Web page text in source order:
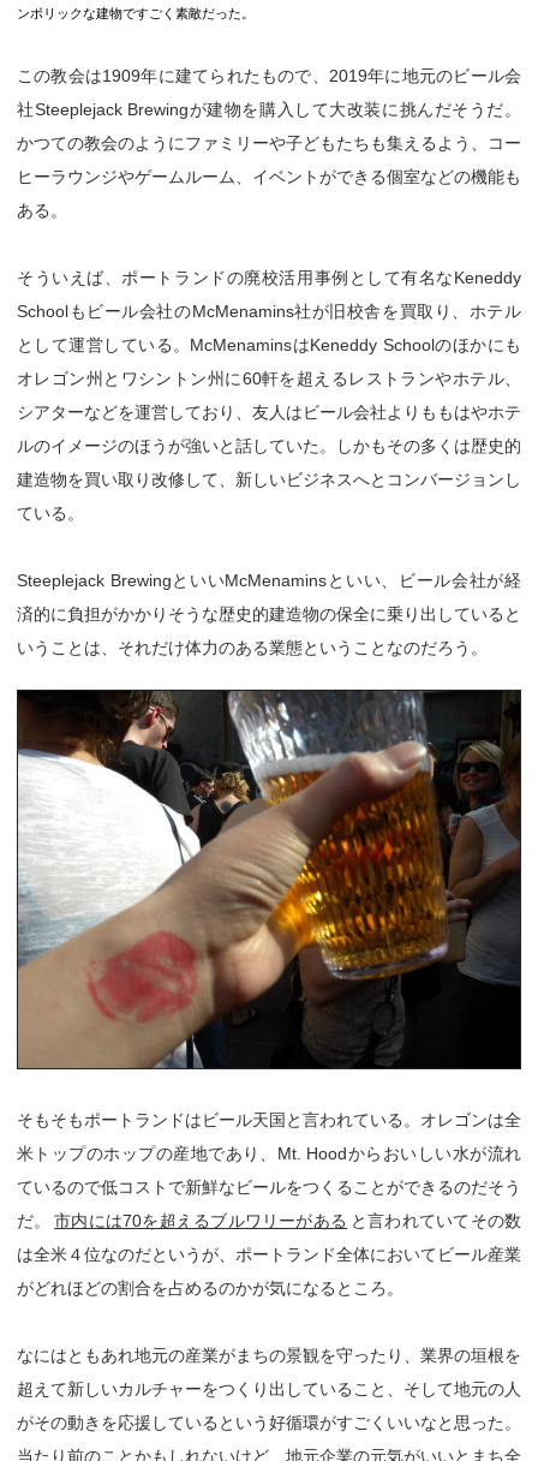
ンボリックな建物ですごく素敵だった。
この教会は1909年に建てられたもので、2019年に地元のビール会
社Steeplejack Brewingが建物を購入して大改装に挑んだそうだ。
かつての教会のようにファミリーや子どもたちも集えるよう、コー
ヒーラウンジやゲームルーム、イベントができる個室などの機能も
ある。
そういえば、ポートランドの廃校活用事例として有名なKeneddy
Schoolもビール会社のMcMenamins社が旧校舎を買取り、ホテル
として運営している。McMenaminsはKeneddy Schoolのほかにも
オレゴン州とワシントン州に60軒を超えるレストランやホテル、
シアターなどを運営しており、友人はビール会社よりももはやホテ
ルのイメージのほうが強いと話していた。しかもその多くは歴史的
建造物を買い取り改修して、新しいビジネスへとコンバージョンし
ている。
Steeplejack BrewingといいMcMenaminsといい、ビール会社が経
済的に負担がかかりそうな歴史的建造物の保全に乗り出していると
いうことは、それだけ体力のある業態ということなのだろう。
そもそもポートランドはビール天国と言われている。オレゴンは全
米トップのホップの産地であり、Mt. Hoodからおいしい水が流れ
ているので低コストで新鮮なビールをつくることができるのだそう
だ。
市内には70を超えるブルワリーがある と言われていてその数
は全米４位なのだというが、ポートランド全体においてビール産業
がどれほどの割合を占めるのかが気になるところ。
なにはともあれ地元の産業がまちの景観を守ったり、業界の垣根を
超えて新しいカルチャーをつくり出していること、そして地元の人
がその動きを応援しているという好循環がすごくいいなと思った。
当たり前のことかもしれないけど、地元企業の元気がいいとまち全